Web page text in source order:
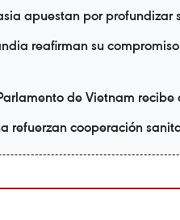
apuestan por profundizar
reafirman su
de Vietnam
refuerzan cooperación